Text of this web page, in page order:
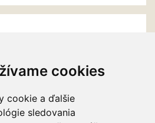
cookies
cookie a ďalšie
sledovania
RÝCHLE MENU
Ako balíme Vaše šperky
Kontaktujte nás